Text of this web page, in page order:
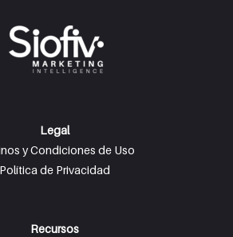
Legal
y Condiciones de Uso
Política de Privacidad
Recursos